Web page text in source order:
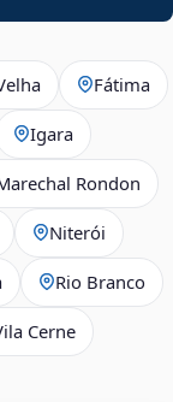
Fátima
Igara
Rondon
Niterói
Rio Branco
Cerne